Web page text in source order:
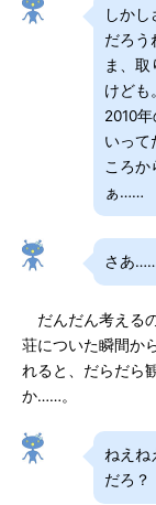
しか
だろ
ま、
けども
2010
いって
ころか
ぁ……
さあ
だんだん考える
荘についた瞬間か
れると、だらだら
か……。
ねえ
だろ？